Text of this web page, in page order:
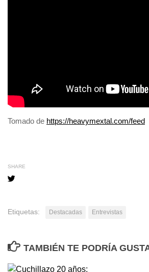
Tomado de https://heavymextal.com/feed
SHARE
Etiquetas: Destacadas Entrevistas
TAMBIÉN TE PODRÍA